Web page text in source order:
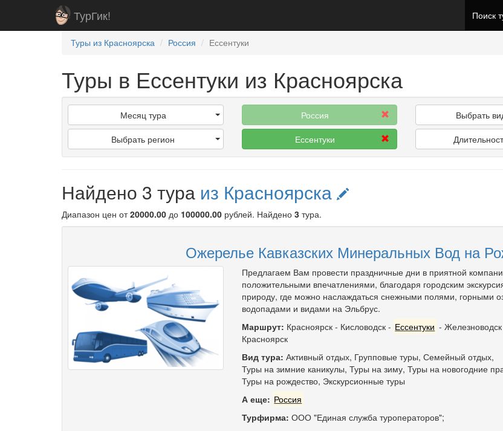
ТурГик! Поиск
Туры из Красноярска Россия Ессентуки
Туры в Ессентуки из Красноярска
Месяц тура
Выбрать регион
Россия
Ессентуки
Выбрать
Найдено 3 тура из Красноярска
Диапазон цен от20000.00 до 100000.00 рублей. Найдено 3 тура.
Ожерелье Кавказских Минеральных Вод на
Предлагаем Вам провести праздничные дни в приятной
положительными впечатлениями, благодаря городским
природу, где можно наслаждаться снежными полями, горными
водопадами и видами на Эльбрус.
Маршрут: Красноярск- Кисловодск- Ессентуки -Железноводск
Красноярск
Вид тура: Активный отдых, Групповые туры, Семейный отдых,
Туры на зимние каникулы, Туры на зиму, Туры на новогодние
Туры на рождество, Экскурсионные туры
А еще: Россия
Турфирма: ООО "Единая служба туроператоров";